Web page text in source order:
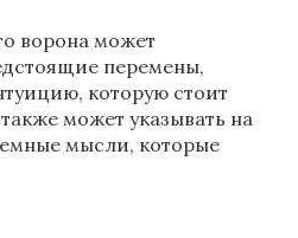
ворона может
перемены,
которую стоит
может указывать на
мысли, которые